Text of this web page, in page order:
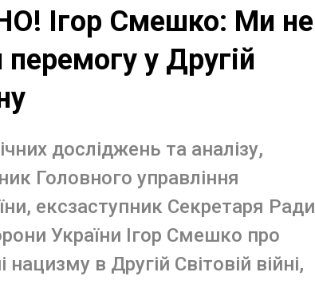
Ігор Смешко: Ми не
перемогу у Другій
досліджень та аналізу,
Головного управління
ексзаступник Секретаря Ради
України Ігор Смешко про
в Другій Світовій війні,